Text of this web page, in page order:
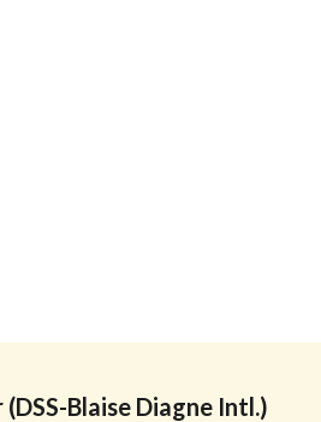
(DSS-Blaise Diagne Intl.)